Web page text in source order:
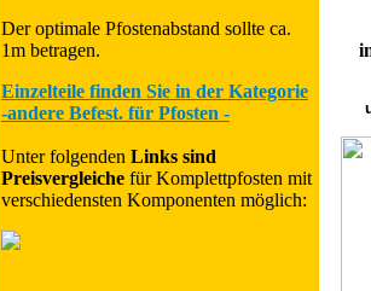
Der optimale Pfostenabstand sollte ca.
1m betragen.
Einzelteile finden Sie in der Kategorie
-andere Befest. für Pfosten -
Unter folgenden Links sind
Preisvergleiche für Komplettpfosten mit
verschiedensten Komponenten möglich: